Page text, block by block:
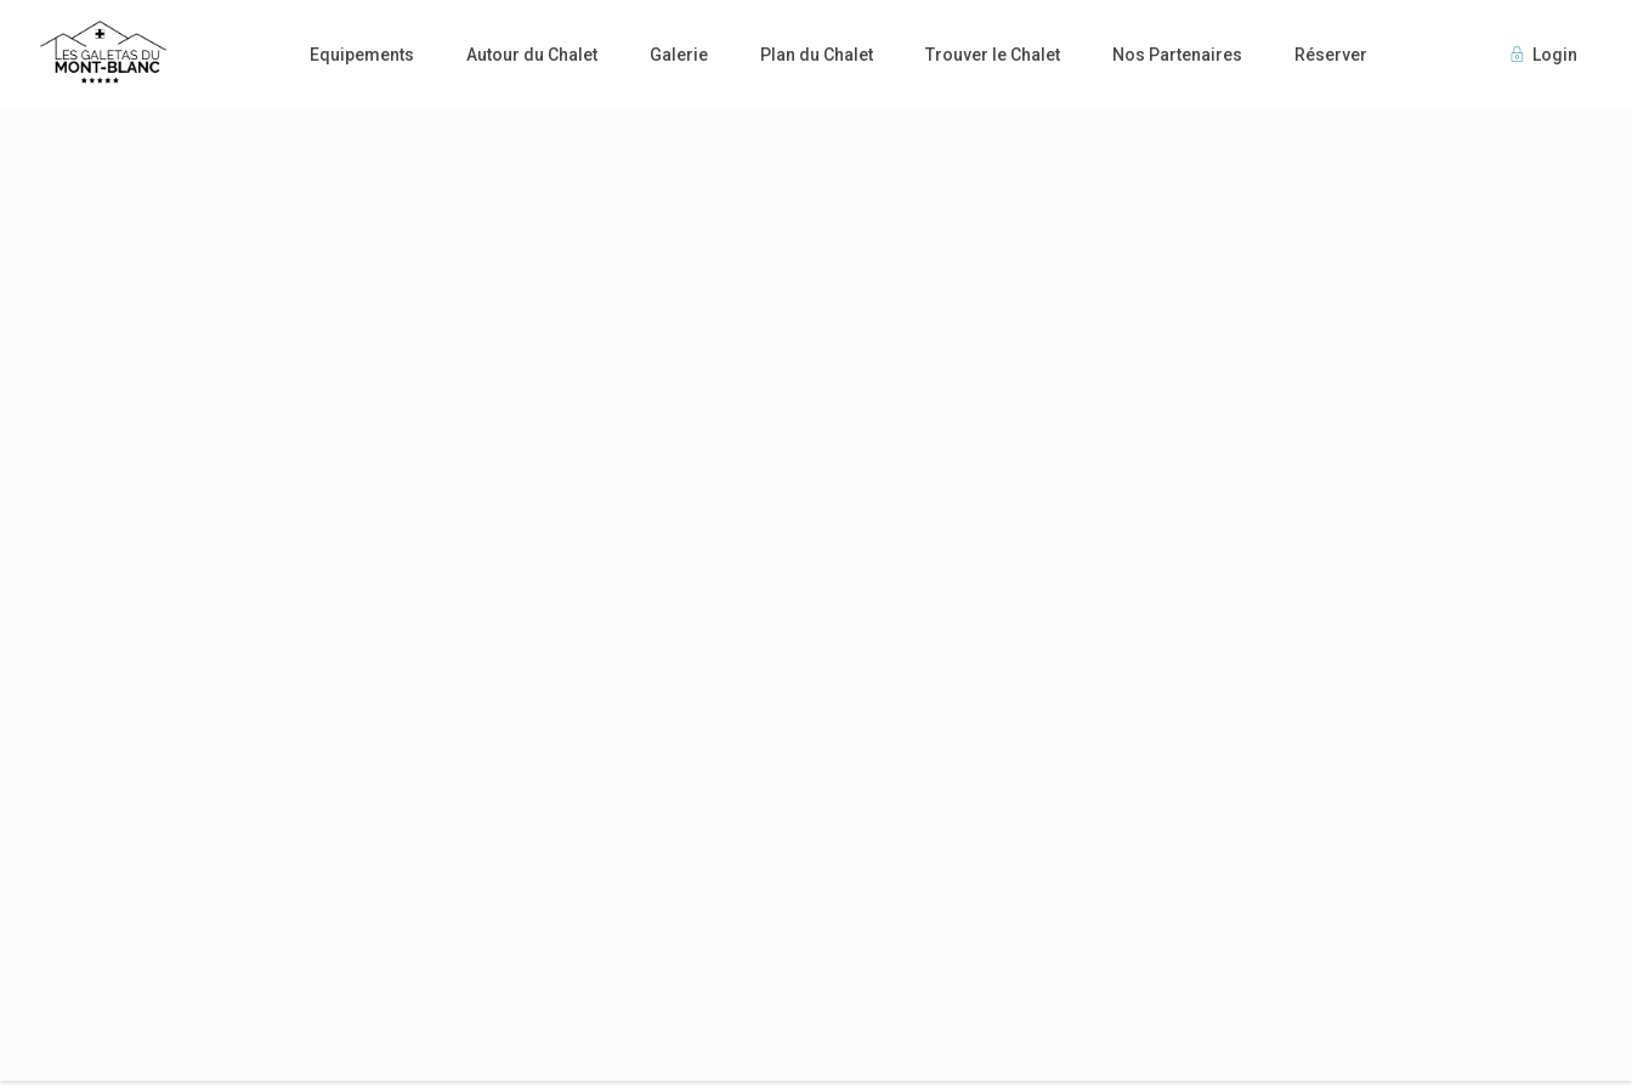
Equipements Autour du Chalet Galerie Plan du Chalet Trouver le Chalet Nos Partenaires Réserver Login